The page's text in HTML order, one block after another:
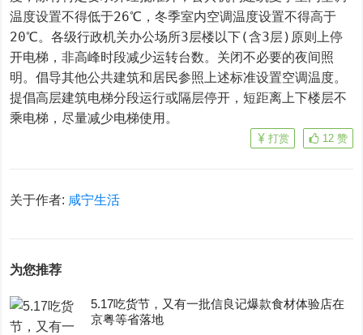
温度设置不得低于26℃，冬季室内空调温度设置不得高于
20℃。各级行政机关办公场所3层楼以下(含3层)原则上停
开电梯，非高峰时段减少运转台数。关闭不必要的夜间照
明。倡导其他公共建筑和居民参照上述标准设置空调温度。
提倡高层建筑电梯分段运行或隔层停开，短距离上下楼层不
乘电梯，尽量减少电梯使用。
12 赞
打赏
关于作者: 咸宁生活
为您推荐
5.17吃货节，又有一批信良记爆款食材体验店在
京粤等省落地